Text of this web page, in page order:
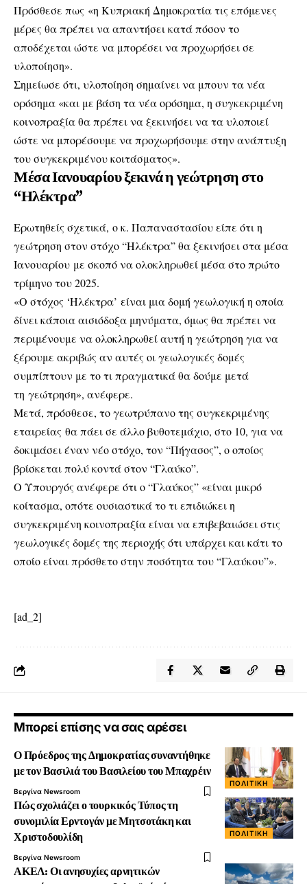
Πρόσθεσε πως «η Κυπριακή Δημοκρατία τις επόμενες
μέρες θα πρέπει να απαντήσει κατά πόσον το
αποδέχεται ώστε να μπορέσει να προχωρήσει σε
υλοποίηση».
Σημείωσε ότι, υλοποίηση σημαίνει να μπουν τα νέα
ορόσημα «και με βάση τα νέα ορόσημα, η συγκεκριμένη
κοινοπραξία θα πρέπει να ξεκινήσει να τα υλοποιεί
ώστε να μπορέσουμε να προχωρήσουμε στην ανάπτυξη
του συγκεκριμένου κοιτάσματος».
Μέσα Ιανουαρίου ξεκινά η γεώτρηση στο
“Ηλέκτρα”
Ερωτηθείς σχετικά, ο κ. Παπαναστασίου είπε ότι η
γεώτρηση στον στόχο “Ηλέκτρα” θα ξεκινήσει στα μέσα
Ιανουαρίου με σκοπό να ολοκληρωθεί μέσα στο πρώτο
τρίμηνο του 2025.
«Ο στόχος ‘Ηλέκτρα’ είναι μια δομή γεωλογική η οποία
δίνει κάποια αισιόδοξα μηνύματα, όμως θα πρέπει να
περιμένουμε να ολοκληρωθεί αυτή η γεώτρηση για να
ξέρουμε ακριβώς αν αυτές οι γεωλογικές δομές
συμπίπτουν με το τι πραγματικά θα δούμε μετά
τη γεώτρηση», ανέφερε.
Μετά, πρόσθεσε, το γεωτρύπανο της συγκεκριμένης
εταιρείας θα πάει σε άλλο βυθοτεμάχιο, στο 10, για να
δοκιμάσει έναν νέο στόχο, τον “Πήγασος”, ο οποίος
βρίσκεται πολύ κοντά στον “Γλαύκο”.
Ο Υπουργός ανέφερε ότι ο “Γλαύκος” «είναι μικρό
κοίτασμα, οπότε ουσιαστικά το τι επιδιώκει η
συγκεκριμένη κοινοπραξία είναι να επιβεβαιώσει στις
γεωλογικές δομές της περιοχής ότι υπάρχει και κάτι το
οποίο είναι πρόσθετο στην ποσότητα του “Γλαύκου”».
[ad_2]
Μπορεί επίσης να σας αρέσει
ΠΟΛΙΤΙΚΉ
Ο Πρόεδρος της Δημοκρατίας συναντήθηκε
με τον Βασιλιά του Βασιλείου του Μπαχρέιν
Βεργίνα Newsroom
ΠΟΛΙΤΙΚΉ
Πώς σχολιάζει ο τουρκικός Τύπος τη
συνομιλία Ερντογάν με Μητσοτάκη και
Χριστοδουλίδη
Βεργίνα Newsroom
ΑΚΕΛ: Οι ανησυχίες αρνητικών